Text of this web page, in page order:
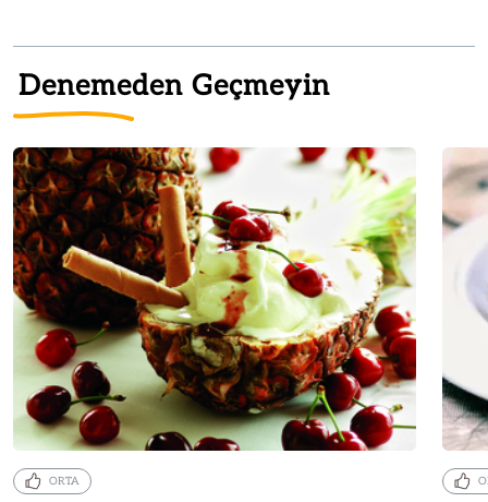
Denemeden Geçmeyin
ORTA